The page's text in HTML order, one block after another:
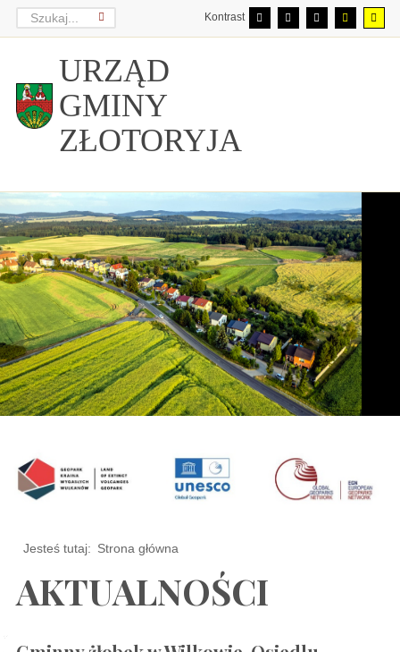
Kontrast
URZĄD
GMINY
ZŁOTORYJA
Jesteś tutaj: Strona główna
AKTUALNOŚCI